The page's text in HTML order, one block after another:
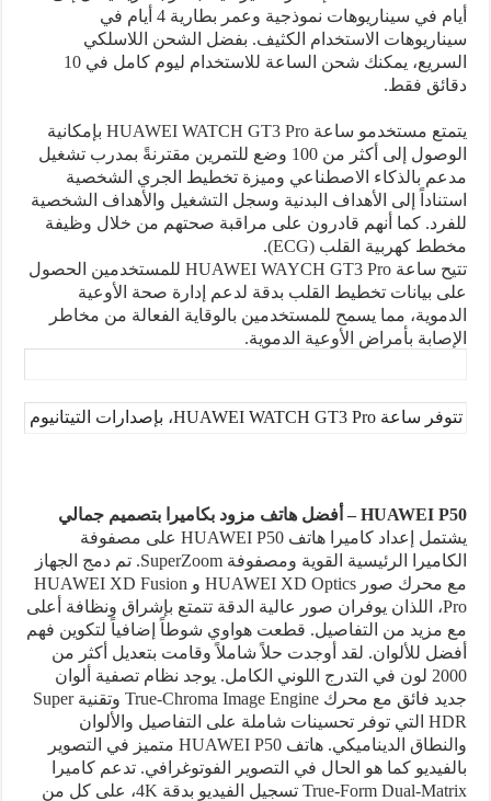
أيام في سيناريوهات نموذجية وعمر بطارية 4 أيام في
سيناريوهات الاستخدام الكثيف. بفضل الشحن اللاسلكي
السريع، يمكنك شحن الساعة للاستخدام ليوم كامل في 10
دقائق فقط.
يتمتع مستخدمو ساعةHUAWEI WATCH GT3 Pro بإمكانية
الوصول إلى أكثر من 100 وضع للتمرين مقترنةً بمدرب تشغيل
مدعم بالذكاء الاصطناعي وميزة تخطيط الجري الشخصية
استناداً إلى الأهداف البدنية وسجل التشغيل والأهداف الشخصية
للفرد. كما أنهم قادرون على مراقبة صحتهم من خلال وظيفة
مخطط كهربية القلب (ECG
)
.
تتيح ساعةHUAWEI WAYCH GT3 Pro للمستخدمين الحصول
على بيانات تخطيط القلب بدقة لدعم إدارة صحة الأوعية
الدموية، مما يسمح للمستخدمين بالوقاية الفعالة من مخاطر
الإصابة بأمراض الأوعية الدموية.
تتوفر ساعة HUAWEI WATCH GT3 Pro، بإصدارات التيتانيوم
HUAWEI P50 – أفضل هاتف مزود بكاميرا بتصميم جمالي
يشتمل إعداد كاميرا هاتفHUAWEI P50 على مصفوفة
الكاميرا الرئيسية القوية ومصفوفةSuperZoom. تم دمج الجهاز
مع محرك صورHUAWEI XD Optics و HUAWEI XD Fusion
Pro، اللذان يوفران صور عالية الدقة تتمتع بإشراق ونظافة أعلى
مع مزيد من التفاصيل. قطعت هواوي شوطاً إضافياً لتكوين فهم
أفضل للألوان. لقد أوجدت حلاً شاملاً وقامت بتعديل أكثر من
2000 لون في التدرج اللوني الكامل. يوجد نظام تصفية ألوان
جديد فائق مع محركTrue-Chroma Image Engine وتقنيةSuper
HDR التي توفر تحسينات شاملة على التفاصيل والألوان
والنطاق الديناميكي. هاتفHUAWEI P50 متميز في التصوير
بالفيديو كما هو الحال في التصوير الفوتوغرافي. تدعم كاميرا
True-Form Dual-Matrix تسجيل الفيديو بدقة 4K، على كل من